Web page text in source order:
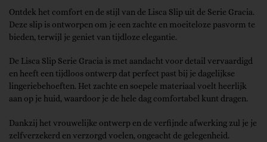
Ontdek het comfort en de stijl van de Lisca Slip uit de Serie Gracia.
Deze slip is ontworpen om je een zachte en moeiteloze pasvorm te
bieden, terwijl je geniet van tijdloze elegantie.
De Lisca Slip Serie Gracia is met aandacht voor detail vervaardigd
en heeft een tijdloos ontwerp dat perfect past bij je dagelijkse
lingeriebehoeften. Het zachte en soepele materiaal voelt heerlijk
aan op je huid, waardoor je de hele dag comfortabel kunt dragen.
Dankzij het vrouwelijke ontwerp en de verfijnde afwerking zul je je
zelfverzekerd en verzorgd voelen, ongeacht de gelegenheid.